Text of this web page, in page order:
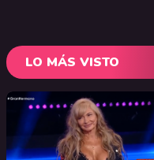
LO MÁS VISTO